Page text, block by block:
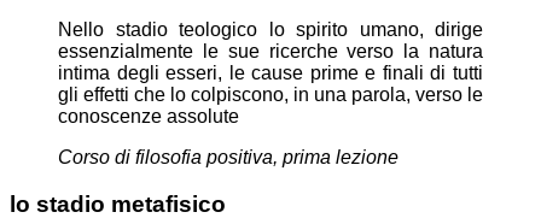
Nello stadio teologico lo spirito umano, dirige
essenzialmente le sue ricerche verso la natura
intima degli esseri, le cause prime e finali di tutti
gli effetti che lo colpiscono, in una parola, verso le
conoscenze assolute
Corso di filosofia positiva, prima lezione
lo stadio metafisico